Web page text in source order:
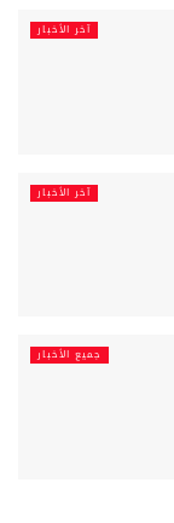
آخر الأخبار
آخر الأخبار
جميع الأخبار